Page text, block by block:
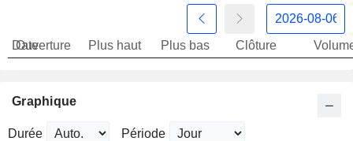
Date
Ouverture Plus haut Plus bas Clôture
Graphique
Durée Période